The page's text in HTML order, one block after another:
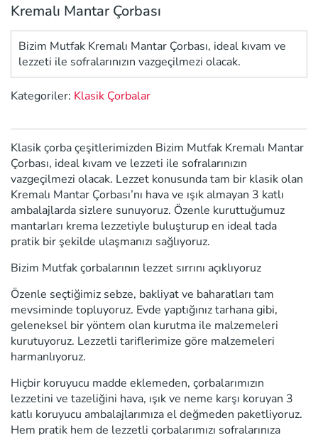
Kremalı Mantar Çorbası
Bizim Mutfak Kremalı Mantar Çorbası, ideal kıvam ve
lezzeti ile sofralarınızın vazgeçilmezi olacak.
Kategoriler: Klasik Çorbalar
Klasik çorba çeşitlerimizden Bizim Mutfak Kremalı Mantar
Çorbası, ideal kıvam ve lezzeti ile sofralarınızın
vazgeçilmezi olacak. Lezzet konusunda tam bir klasik olan
Kremalı Mantar Çorbası’nı hava ve ışık almayan 3 katlı
ambalajlarda sizlere sunuyoruz. Özenle kuruttuğumuz
mantarları krema lezzetiyle buluşturup en ideal tada
pratik bir şekilde ulaşmanızı sağlıyoruz.
Bizim Mutfak çorbalarının lezzet sırrını açıklıyoruz
Özenle seçtiğimiz sebze, bakliyat ve baharatları tam
mevsiminde topluyoruz. Evde yaptığınız tarhana gibi,
geleneksel bir yöntem olan kurutma ile malzemeleri
kurutuyoruz. Lezzetli tariflerimize göre malzemeleri
harmanlıyoruz.
Hiçbir koruyucu madde eklemeden, çorbalarımızın
lezzetini ve tazeliğini hava, ışık ve neme karşı koruyan 3
katlı koruyucu ambalajlarımıza el değmeden paketliyoruz.
Hem pratik hem de lezzetli çorbalarımızı sofralarınıza